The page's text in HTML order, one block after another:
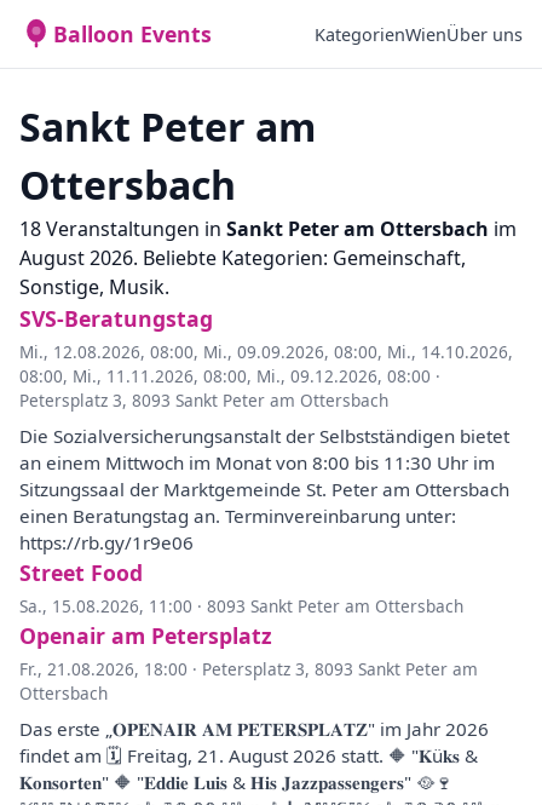
Balloon Events KategorienWienÜber uns
Sankt Peter am
Ottersbach
18 Veranstaltungen in Sankt Peter am Ottersbach im
August 2026. Beliebte Kategorien: Gemeinschaft,
Sonstige, Musik.
SVS-Beratungstag
Mi., 12.08.2026, 08:00, Mi., 09.09.2026, 08:00, Mi., 14.10.2026,
08:00, Mi., 11.11.2026, 08:00, Mi., 09.12.2026, 08:00 ·
Petersplatz 3, 8093 Sankt Peter am Ottersbach
Die Sozialversicherungsanstalt der Selbstständigen bietet
an einem Mittwoch im Monat von 8:00 bis 11:30 Uhr im
Sitzungssaal der Marktgemeinde St. Peter am Ottersbach
einen Beratungstag an. Terminvereinbarung unter:
https://rb.gy/1r9e06
Street Food
Sa., 15.08.2026, 11:00 · 8093 Sankt Peter am Ottersbach
Openair am Petersplatz
Fr., 21.08.2026, 18:00 · Petersplatz 3, 8093 Sankt Peter am
Ottersbach
Das erste „𝐎𝐏𝐄𝐍𝐀𝐈𝐑 𝐀𝐌 𝐏𝐄𝐓𝐄𝐑𝐒𝐏𝐋𝐀𝐓𝐙" im Jahr 2026
findet am 🗓️ Freitag, 21. August 2026 statt. 🔶 "𝐊ü𝐤𝐬 &
𝐊𝐨𝐧𝐬𝐨𝐫𝐭𝐞𝐧" 🔶 "𝐄𝐝𝐝𝐢𝐞 𝐋𝐮𝐢𝐬 & 𝐇𝐢𝐬 𝐉𝐚𝐳𝐳𝐩𝐚𝐬𝐬𝐞𝐧𝐠𝐞𝐫𝐬" 🥘🍷